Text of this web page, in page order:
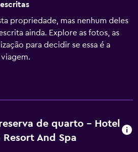
propriedade, mas nenhum deles
ainda. Explore as fotos, as
para decidir se essa é a
de quarto - Hotel
Resort And Spa